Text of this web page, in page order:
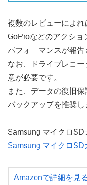
複数のレビューによ
GoProなどのアクショ
パフォーマンスが報告
なお、ドライブレコ
意が必要です。
また、データの復旧
バックアップを推奨し
Samsung マイクロSD
Samsung マイクロSD
Amazonで詳細を見る